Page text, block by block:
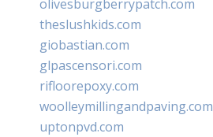
olivesburgberrypatch.com
theslushkids.com
giobastian.com
glpascensori.com
rifloorepoxy.com
woolleymillingandpaving.com
uptonpvd.com